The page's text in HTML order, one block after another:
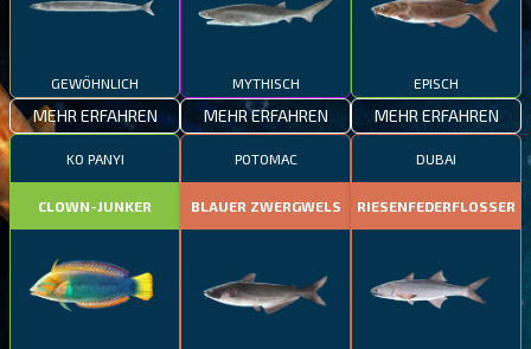
GEWÖHNLICH
MEHR ERFAHREN
MYTHISCH
MEHR ERFAHREN
EPISCH
MEHR ERFAHREN
KO PANYI
CLOWN-JUNKER
POTOMAC
BLAUER ZWERGWELS
DUBAI
RIESENFEDERFLOSSER